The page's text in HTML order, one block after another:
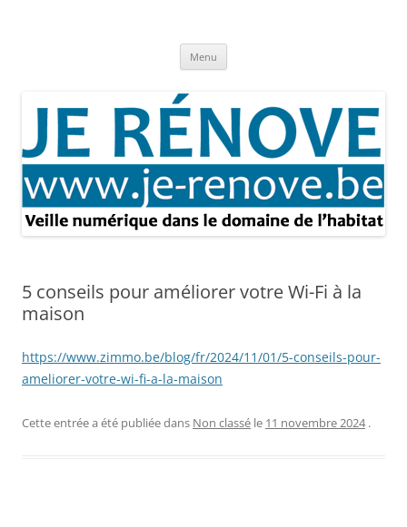
Menu
5 conseils pour améliorer votre Wi-Fi à la
maison
https://www.zimmo.be/blog/fr/2024/11/01/5-conseils-pour-
ameliorer-votre-wi-fi-a-la-maison
Cette entrée a été publiée dans Non classé le 11 novembre 2024 .